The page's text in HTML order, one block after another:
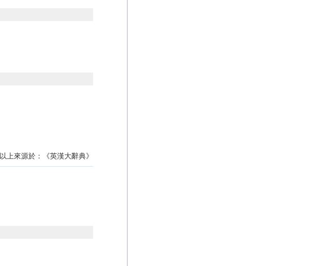
以上來源於：《英漢大辭典》